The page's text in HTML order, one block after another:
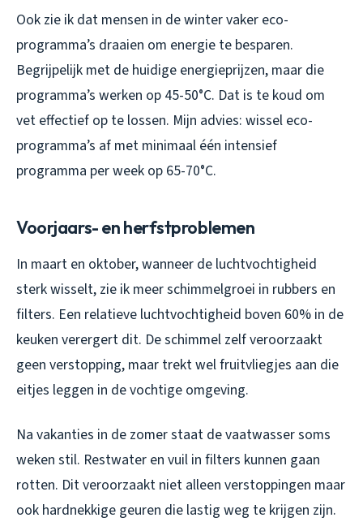
Ook zie ik dat mensen in de winter vaker eco-
programma’s draaien om energie te besparen.
Begrijpelijk met de huidige energieprijzen, maar die
programma’s werken op 45-50°C. Dat is te koud om
vet effectief op te lossen. Mijn advies: wissel eco-
programma’s af met minimaal één intensief
programma per week op 65-70°C.
Voorjaars- en herfstproblemen
In maart en oktober, wanneer de luchtvochtigheid
sterk wisselt, zie ik meer schimmelgroei in rubbers en
filters. Een relatieve luchtvochtigheid boven 60% in de
keuken verergert dit. De schimmel zelf veroorzaakt
geen verstopping, maar trekt wel fruitvliegjes aan die
eitjes leggen in de vochtige omgeving.
Na vakanties in de zomer staat de vaatwasser soms
weken stil. Restwater en vuil in filters kunnen gaan
rotten. Dit veroorzaakt niet alleen verstoppingen maar
ook hardnekkige geuren die lastig weg te krijgen zijn.